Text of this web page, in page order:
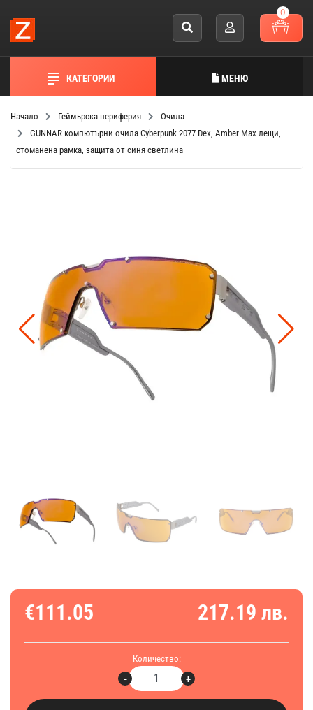
0
КАТЕГОРИИ МЕНЮ
Начало Геймърска периферия
Очила
GUNNAR компютърни очила Cyberpunk 2077 Dex, Amber Max лещи,
стоманена рамка, защита от синя светлина
€111.05 217.19 лв.
Количество:
+
-